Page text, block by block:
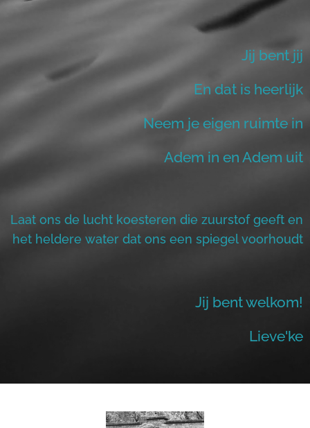
Jij bent jij
En dat is heerlijk
Neem je eigen ruimte in
Adem in en Adem uit
Laat ons de lucht koesteren die zuurstof geeft en
het heldere water dat ons een spiegel voorhoudt
Jij bent welkom!
Lieve'ke